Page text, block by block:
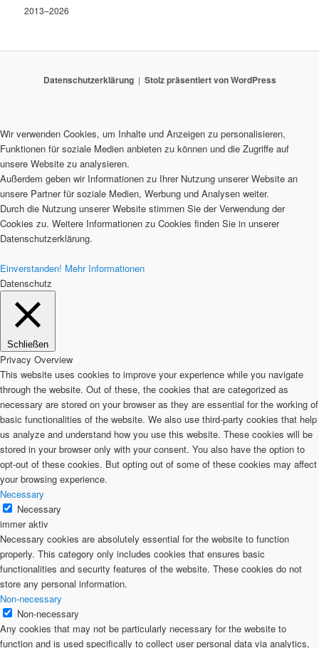
2013–2026
Datenschutzerklärung Stolz präsentiert von WordPress
Wir verwenden Cookies, um Inhalte und Anzeigen zu personalisieren,
Funktionen für soziale Medien anbieten zu können und die Zugriffe auf
unsere Website zu analysieren.
Außerdem geben wir Informationen zu Ihrer Nutzung unserer Website an
unsere Partner für soziale Medien, Werbung und Analysen weiter.
Durch die Nutzung unserer Website stimmen Sie der Verwendung der
Cookies zu. Weitere Informationen zu Cookies finden Sie in unserer
Datenschutzerklärung.
Einverstanden! Mehr Informationen
Datenschutz
Schließen
Privacy Overview
This website uses cookies to improve your experience while you navigate
through the website. Out of these, the cookies that are categorized as
necessary are stored on your browser as they are essential for the working of
basic functionalities of the website. We also use third-party cookies that help
us analyze and understand how you use this website. These cookies will be
stored in your browser only with your consent. You also have the option to
opt-out of these cookies. But opting out of some of these cookies may affect
your browsing experience.
Necessary
Necessary
immer aktiv
Necessary cookies are absolutely essential for the website to function
properly. This category only includes cookies that ensures basic
functionalities and security features of the website. These cookies do not
store any personal information.
Non-necessary
Non-necessary
Any cookies that may not be particularly necessary for the website to
function and is used specifically to collect user personal data via analytics,